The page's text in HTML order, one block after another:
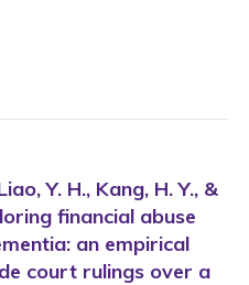
Y. H., Kang, H. Y., &
financial abuse
an empirical
court rulings over a